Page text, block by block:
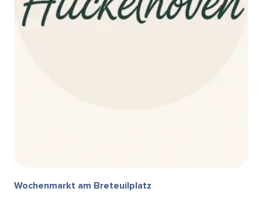
Wochenmarkt am Breteuilplatz